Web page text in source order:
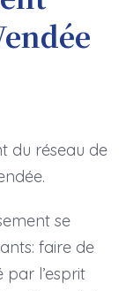
du réseau de
se
faire de
par l’esprit